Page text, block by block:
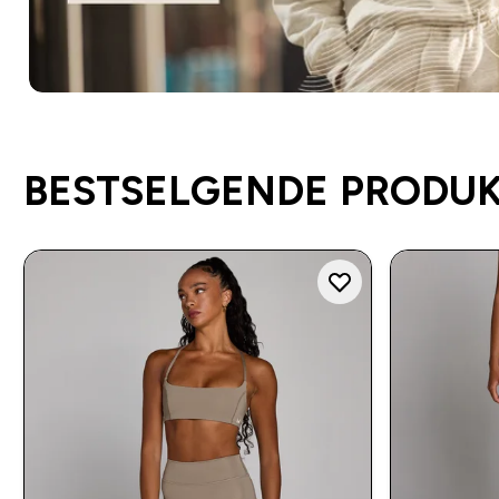
BESTSELGENDE